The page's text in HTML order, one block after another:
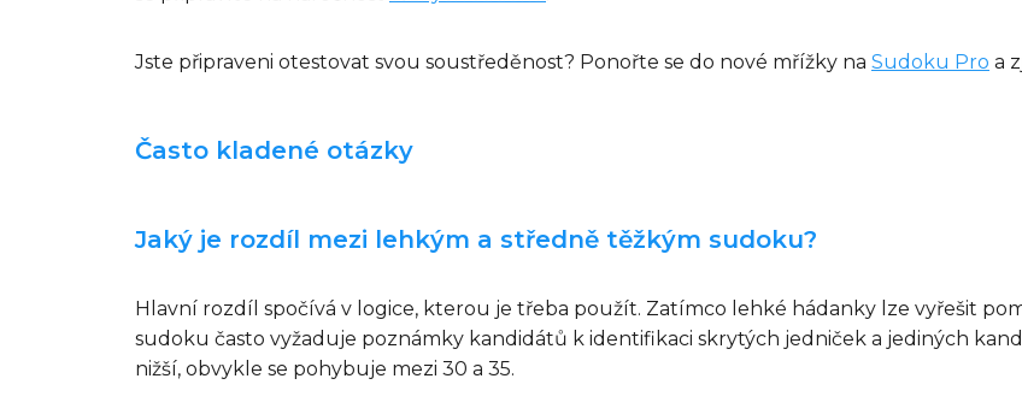
Jste připraveni otestovat svou soustředěnost? Ponořte se do nové mřížky na Sudoku Pro a
Často kladené otázky
Jaký je rozdíl mezi lehkým a středně těžkým sudoku?
Hlavní rozdíl spočívá v logice, kterou je třeba použít. Zatímco lehké hádanky lze vyřešit
sudoku často vyžaduje poznámky kandidátů k identifikaci skrytých jedniček a jediných
nižší, obvykle se pohybuje mezi 30 a 35.